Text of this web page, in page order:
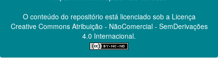
O conteúdo do repositório está licenciado sob a Licença
Creative CommonsAtribuição - NãoComercial - SemDerivações
4.0 Internacional.